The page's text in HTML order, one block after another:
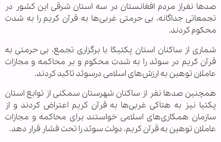
صد‌ها نفراز مردم افغانستان در سه استان شرقی این کشور در
تجمعاتی جداگانه، بی حرمتی غربی‌ها به قرآن کریم را به شدت
محکوم کردند.
شماری از ساکنان استان پکتیکا با برگزاری تجمع، بی حرمتی به
قرآن کریم در سوئد را به شدت محکوم و بر محاکمه و مجازات
عاملان توهین به ارزش‌های اسلامی درسوئد تاکید کردند.
همچنین صد‌ها نفر از ساکنان شهرستان سمکنی از توابع استان
پکتیا نیز به هتاکی غربی‌ها به قرآن کریم اعتراض کردند و از
سازمان همکاری‌های اسلامی خواستند برای محاکمه و مجازات
عاملان توهین به قرآن کریم، دولت سوئد را تحت فشار قرار دهد.